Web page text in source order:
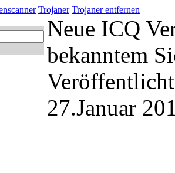
Trojaner Trojaner entfernen
Neue ICQ
bekanntem
27.Januar